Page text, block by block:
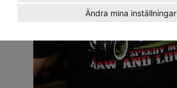
Ändra mina inställningar